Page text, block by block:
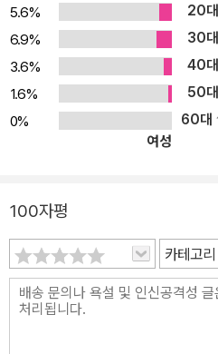
판에는 1판에 없던 「은 탄환은 없다」
발표 이후 브룩스의 견해가 보충되
브룩스의 주장을 재검토하는 장들
이 쓰일 당시의 컴퓨터 환경에 생소
책에서 언급되는 옛날 컴퓨터에 대한
5.6%
20대
6.9%
30대
3.6%
40대
1.6%
50대
0%
60대
여성
100자평
카테고리